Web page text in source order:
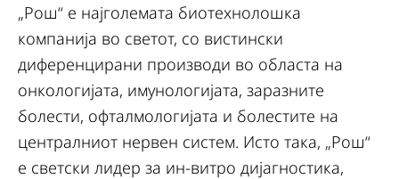
„Рош“ е најголемата биотехнолошка
компанија во светот, со вистински
диференцирани производи во областа на
онкологијата, имунологијата, заразните
болести, офталмологијата и болестите на
централниот нервен систем. Исто така, „Рош“
е светски лидер за ин-витро дијагностика,